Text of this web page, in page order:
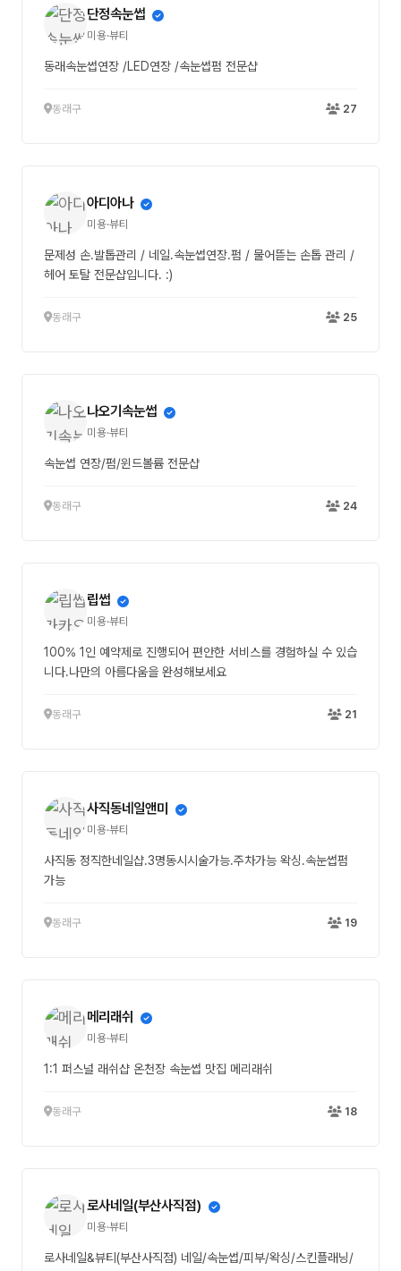
단정속눈썹
미용·뷰티
동래속눈썹연장 /LED연장 /속눈썹펌 전문샵
동래구 27
아디아나
미용·뷰티
문제성 손.발톱관리 / 네일.속눈썹연장.펌 / 물어뜯는 손톱 관리 /
헤어 토탈 전문샵입니다. :)
동래구 25
나오기속눈썹
미용·뷰티
속눈썹 연장/펌/윈드볼륨 전문샵
동래구 24
립썹
미용·뷰티
100% 1인 예약제로 진행되어 편안한 서비스를 경험하실 수 있습
니다.나만의 아름다움을 완성해보세요
동래구 21
사직동네일앤미
미용·뷰티
사직동 정직한네일샵.3명동시시술가능.주차가능 왁싱.속눈썹펌
가능
동래구 19
메리래쉬
미용·뷰티
1:1 퍼스널 래쉬샵 온천장 속눈썹 맛집 메리래쉬
동래구 18
로사네일(부산사직점)
미용·뷰티
로사네일&뷰티(부산사직점) 네일/속눈썹/피부/왁싱/스킨플래닝/